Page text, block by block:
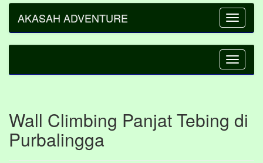
Toggle
AKASAH ADVENTURE
Toggle
Wall Climbing Panjat Tebing di
Purbalingga